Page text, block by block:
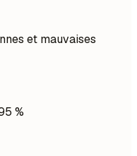
et mauvaises
%